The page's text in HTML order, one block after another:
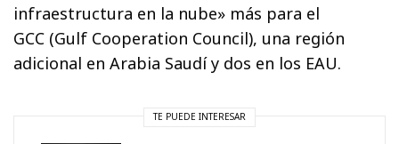
infraestructura en la nube» más para el
GCC (Gulf Cooperation Council), una región
adicional en Arabia Saudí y dos en los EAU.
TE PUEDE INTERESAR